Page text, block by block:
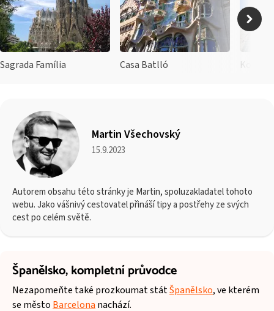
Sagrada Família Casa Batlló
Martin Všechovský
15.9.2023
Autorem obsahu této stránky je Martin, spoluzakladatel tohoto
webu. Jako vášnivý cestovatel přináší tipy a postřehy ze svých
cest po celém světě.
Španělsko,kompletní průvodce
Nezapomeňte také prozkoumat státŠpanělsko, ve kterém
se město Barcelona nachází.